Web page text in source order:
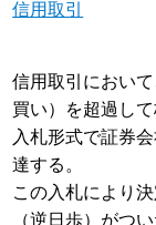
信用取引
信用取引におい
買い）を超過し
入札形式で証券
達する。
この入札により
（逆日歩）がつ